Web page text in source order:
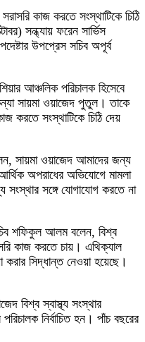
কাজ করতে সংস্থাটিকে চিঠি
সন্ধ্যায় ফরেন সার্ভিস
উপপ্রেস সচিব অপূর্ব
আঞ্চলিক পরিচালক হিসেবে
সায়মা ওয়াজেদ পুতুল। তাকে
করতে সংস্থাটিকে চিঠি দেয়
সায়মা ওয়াজেদ আমাদের জন্য
অপরাধের অভিযোগে মামলা
সংস্থার সঙ্গে যোগাযোগ করতে না
শফিকুল আলম বলেন, বিশ্ব
কাজ করতে চায়। এথিক্যাল
করার সিদ্ধান্ত নেওয়া হয়েছে।
বিশ্ব স্বাস্থ্য সংস্থার
নির্বাচিত হন। পাঁচ বছরের